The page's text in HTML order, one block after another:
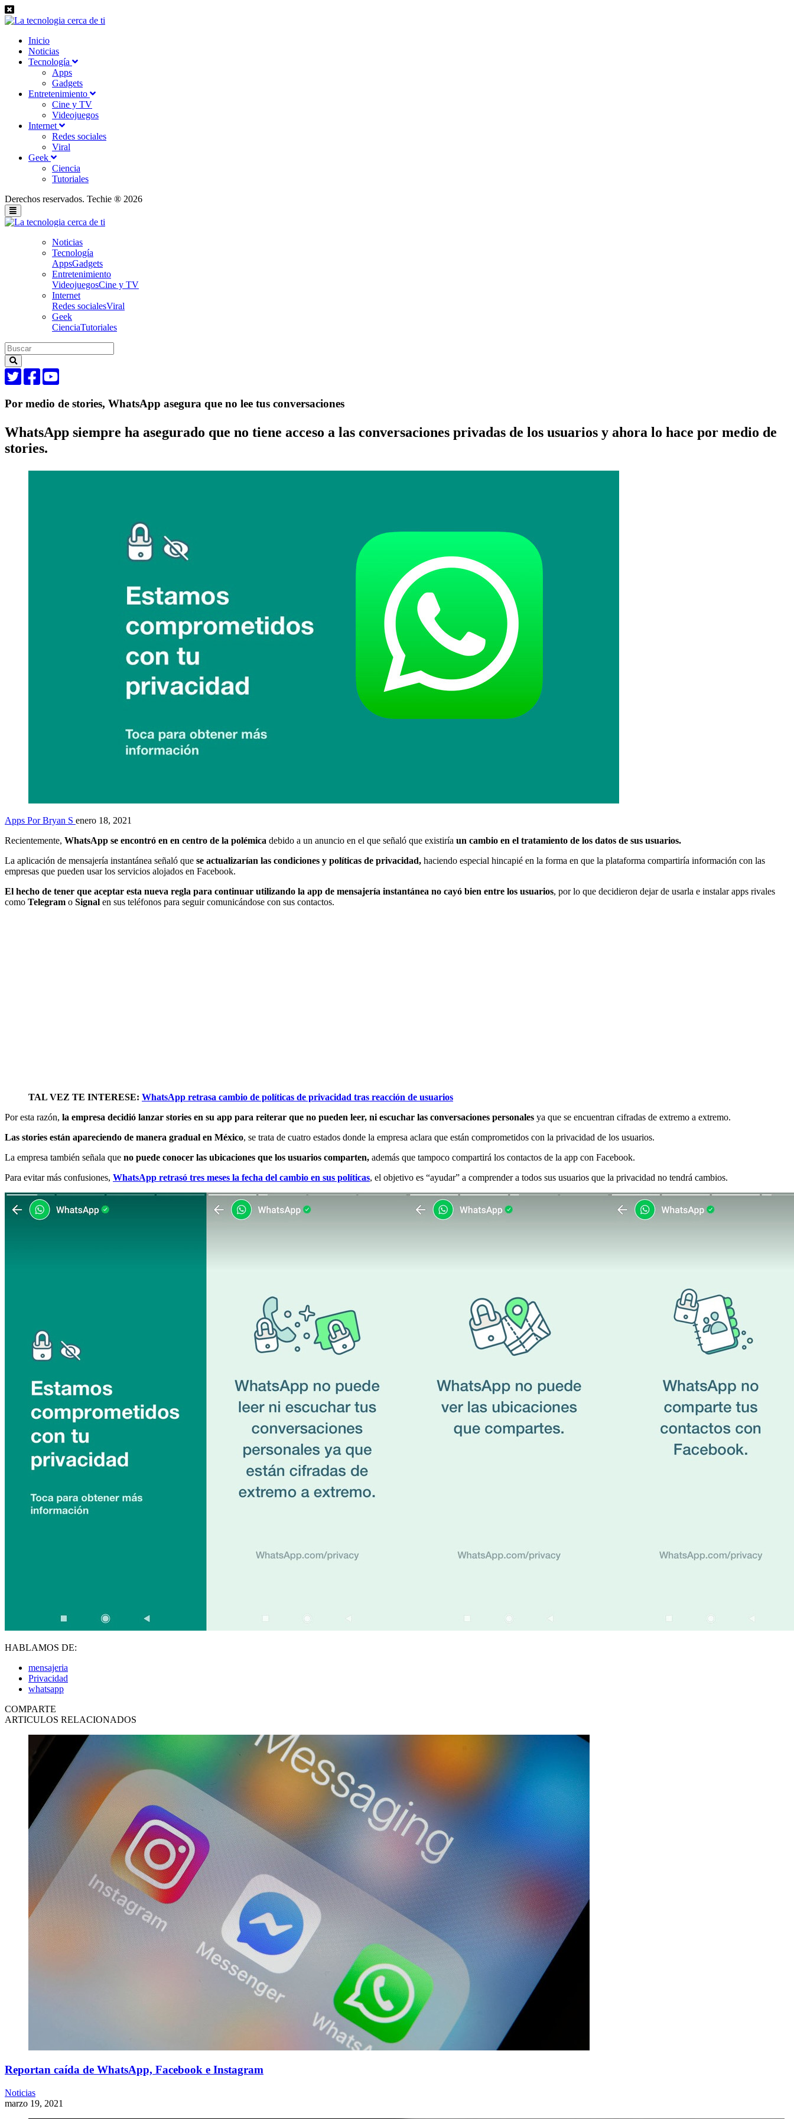
Inicio
Noticias
Tecnología
Apps
Gadgets
Entretenimiento
Cine y TV
Videojuegos
Internet
Redes sociales
Viral
Geek
Ciencia
Tutoriales
Derechos reservados. Techie ® 2026
Noticias
Tecnología
AppsGadgets
Entretenimiento
VideojuegosCine y TV
Internet
Redes socialesViral
Geek
CienciaTutoriales
Por medio de stories, WhatsApp asegura que no lee tus conversaciones
WhatsApp siempre ha asegurado que no tiene acceso a las conversaciones privadas de los usuarios y ahora lo hace por medio de
stories.
Apps Por Bryan S enero 18, 2021
Recientemente, WhatsApp se encontró en en centro de la polémica debido a un anuncio en el que señaló que existiría un cambio en el tratamiento de los datos de sus usuarios.
La aplicación de mensajería instantánea señaló que se actualizarían las condiciones y políticas de privacidad, haciendo especial hincapié en la forma en que la plataforma compartiría información con las
empresas que pueden usar los servicios alojados en Facebook.
El hecho de tener que aceptar esta nueva regla para continuar utilizando la app de mensajería instantánea no cayó bien entre los usuarios, por lo que decidieron dejar de usarla e instalar apps rivales
como Telegram o Signal en sus teléfonos para seguir comunicándose con sus contactos.
TAL VEZ TE INTERESE: WhatsApp retrasa cambio de políticas de privacidad tras reacción de usuarios
Por esta razón, la empresa decidió lanzar stories en su app para reiterar que no pueden leer, ni escuchar las conversaciones personales ya que se encuentran cifradas de extremo a extremo.
Las stories están apareciendo de manera gradual en México, se trata de cuatro estados donde la empresa aclara que están comprometidos con la privacidad de los usuarios.
La empresa también señala que no puede conocer las ubicaciones que los usuarios comparten, además que tampoco compartirá los contactos de la app con Facebook.
Para evitar más confusiones, WhatsApp retrasó tres meses la fecha del cambio en sus políticas, el objetivo es “ayudar” a comprender a todos sus usuarios que la privacidad no tendrá cambios.
HABLAMOS DE:
mensajeria
Privacidad
whatsapp
COMPARTE
ARTICULOS RELACIONADOS
Reportan caída de WhatsApp, Facebook e Instagram
Noticias
marzo 19, 2021